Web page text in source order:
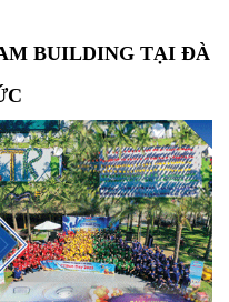
BUILDING TẠI ĐÀ